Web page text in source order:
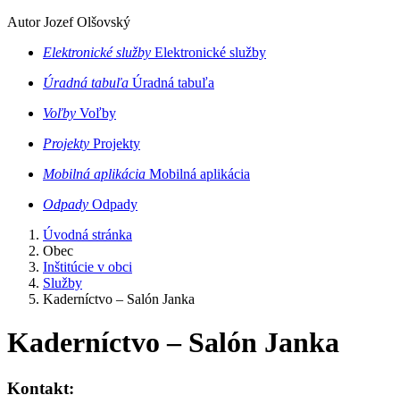
Autor Jozef Olšovský
Elektronické služby Elektronické služby
Úradná tabuľa Úradná tabuľa
Voľby Voľby
Projekty Projekty
Mobilná aplikácia Mobilná aplikácia
Odpady Odpady
Úvodná stránka
Obec
Inštitúcie v obci
Služby
Kaderníctvo – Salón Janka
Kaderníctvo – Salón Janka
Kontakt: